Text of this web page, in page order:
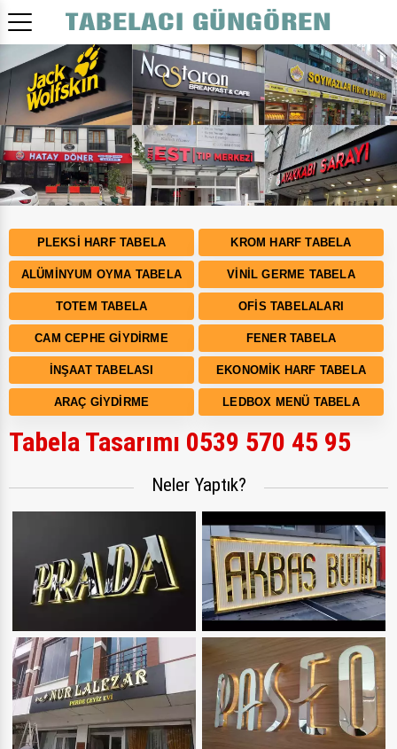
Bizden Fiyat Almadan Tabela Yaptırmayın!
PLEKSI HARF TABELA KROM HARF TABELA
ALÜMINYUM OYMA TABELA VINIL GERME TABELA
TOTEM TABELA OFIS TABELALARI
CAM CEPHE GIYDIRME FENER TABELA
İNŞAAT TABELASI EKONOMIK HARF TABELA
ARAÇ GIYDIRME LEDBOX MENÜ TABELA
Tabela Tasarımı 0539 570 45 95
Neler Yaptık?